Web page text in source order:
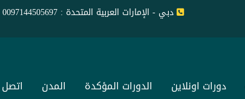
دبي - الإمارات العربية المتحدة : 0097144505697
دورات اونلاين الدورات المؤكدة المدن اتصل